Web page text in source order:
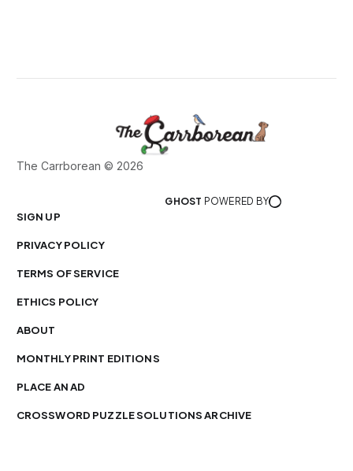
The Carrborean © 2026
POWERED BY
GHOST
SIGN UP
PRIVACY POLICY
TERMS OF SERVICE
ETHICS POLICY
ABOUT
MONTHLY PRINT EDITIONS
PLACE AN AD
CROSSWORD PUZZLE SOLUTIONS ARCHIVE